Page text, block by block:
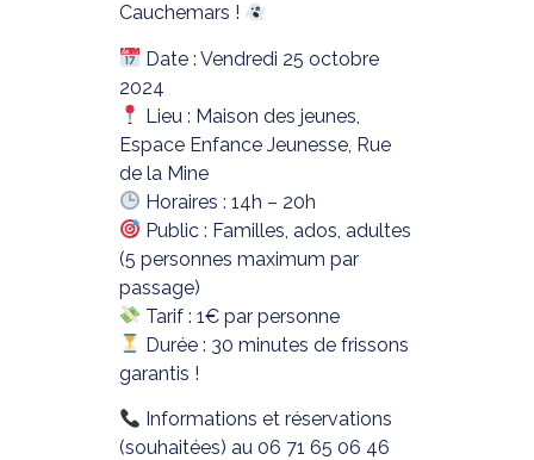
Cauchemars !
Date : Vendredi 25 octobre
2024
Lieu : Maison des jeunes,
Espace Enfance Jeunesse, Rue
de la Mine
Horaires : 14h – 20h
Public : Familles, ados, adultes
(5 personnes maximum par
passage)
Tarif : 1€ par personne
Durée : 30 minutes de frissons
garantis !
Informations et réservations
(souhaitées) au 06 71 65 06 46